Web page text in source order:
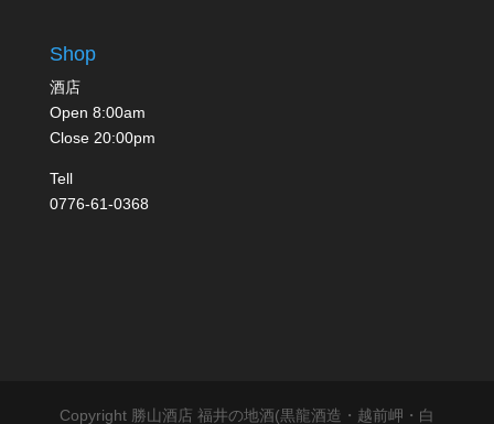
Shop
酒店
Open 8:00am
Close 20:00pm
Tell
0776-61-0368
Copyright 勝山酒店 福井の地酒(黒龍酒造・越前岬・白